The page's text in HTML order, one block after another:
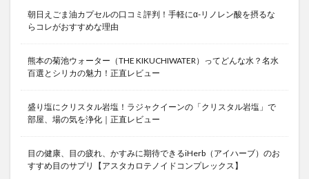
朝日えごま油カプセルの口コミ評判！手軽にα-リノレン酸を摂るな
らコレがおすすめな理由
熊本の菊池ウォーター（THE KIKUCHIWATER）ってどんな水？名水
百選とシリカの魅力！正直レビュー
盛り塩にクリスタル岩塩！ラジャクイーンの「クリスタル岩塩」で
部屋、場の気を浄化｜正直レビュー
目の健康、目の疲れ、かすみに期待できるiHerb（アイハーブ）のお
すすめ目のサプリ【アスタカロテノイドコンプレックス】